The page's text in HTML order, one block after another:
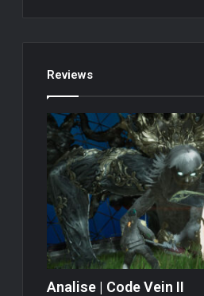
Reviews
Analise | Code Vein II